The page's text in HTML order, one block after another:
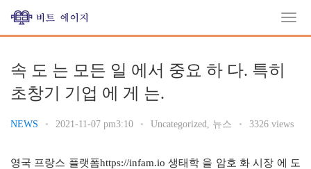
속 도 는 모든 일 에서 중요 하 다. 특히
초창기 기업 에 게 는.
NEWS • 2021-11-07 pm3:10 • Uncategorized, 뉴스 • 3326 views
영국 프랑스 플랫폼https://infam.io 생태학 을 암호 화 시장 에 도